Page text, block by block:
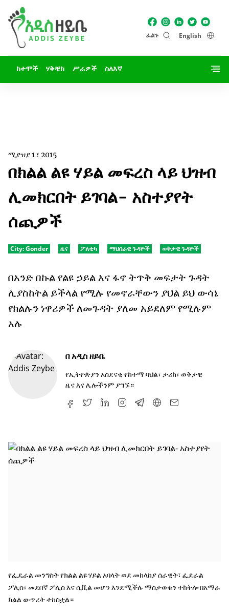
ፈልጉ English
ከተሞች ሃቅቼክ ሥራዎች ስለእኛ
ሚያዝያ 1 ፣ 2015
በክልል ልዩ ሃይል መፍረስ ላይ ህዝብ
ሊመክርበት ይገባል- አስተያየት
ሰጪዎች
City:Gonder ዜና ፖለቲካ ማህበራዊ ጉዳዮች ወቅታዊ ጉዳዮች
በአንድ በኩል የልዩ ኃይል እና ፋኖ ትጥቅ መፍታት ጉዳት
ሊያስከትል ይችላል የሚሉ የመኖራቸውን ያህል ይህ ውሳኔ
የክልሉን ነዋሪዎች ለመጉዳት ያለመ አይደለም የሚሉም
አሉ
በአዲስ ዘይቤ
የኢትዮጵያን አስደናቂ የከተማ ባህል፣ ታሪክ፣ ወቅታዊ
ዜና እና ሌሎችንም ያግኙ።
የፌዴራል መንግስት የክልል ልዩ ሃይል አባላት ወደ መከላከያ ሰራዊት፣ ፌደራል
ፖሊስ፣ መደበኛ ፖሊስ እና ሲቪል መሆን እንደሚችሉ ማስታወቁን ተከትሎ በአማራ
ክልል ውጥረት ተከስቷል።